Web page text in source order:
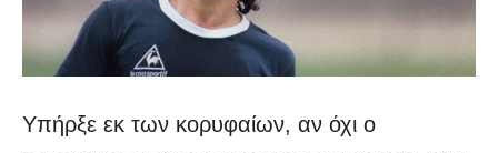
Υπήρξε εκ των κορυφαίων, αν όχι ο